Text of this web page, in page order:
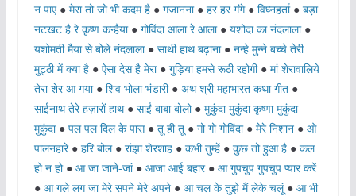
न पाए● मेरा तो जो भी कदम है● गजानना● हर हर गंगे● विघ्नहर्ता● बड़ा
नटखट है रे कृष्ण कन्हैया● गोविंदा आला रे आला● यशोदा का नंदलाला●
यशोमती मैया से बोले नंदलाला● साथी हाथ बढ़ाना● नन्हे मुन्ने बच्चे तेरी
मुट्ठी में क्या है● ऐसा देस है मेरा● गुड़िया हमसे रूठी रहोगी● मां शेरावालिये
तेरा शेर आ गया● शिव भोला भंडारी● अथ श्री महाभारत कथा गीत●
साईनाथ तेरे हज़ारों हाथ● साईं बाबा बोलो● मुकुंदा मुकुंदा कृष्णा मुकुंदा
मुकुंदा● पल पल दिल के पास● तू ही तू● गो गो गोविंदा● मेरे निशान● ओ
पालनहारे● हरि बोल● रांझा शेरशाह● कभी तुम्हें● कुछ तो हुआ है● कल
हो न हो● आ जा जाने-जां● आजा आई बहार● आ गुपचुप गुपचुप प्यार करें
● आ गले लग जा मेरे सपने मेरे अपने● आ चल के तुझे मैं लेके चलूं● आ भी